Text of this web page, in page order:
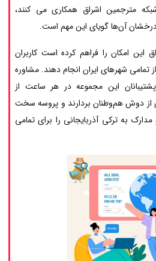
مترجمین اشراق همکاری می کنند،
درخشان آن‌ها گویای این مهم است.
امکان را فراهم کرده است کاربران
تمامی شهرهای ایران انجام دهند. مشاوره
این مجموعه در هر ساعت از
از دوش هم‌وطنان بردارند و پروسه سخت
به ترکی آذربایجانی را برای تمامی